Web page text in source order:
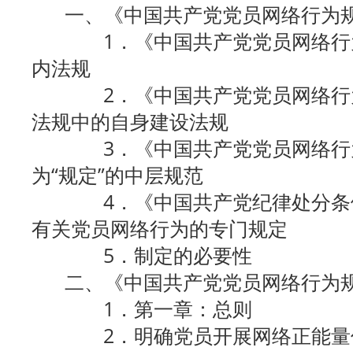
一、《中国共产党党员网络行为
1．《中国共产党党员网络行
内法规
2．《中国共产党党员网络行
法规中的自身建设法规
3．《中国共产党党员网络行
为“规定”的中层规范
4．《中国共产党纪律处分条
有关党员网络行为的专门规定
5．制定的必要性
二、《中国共产党党员网络行为
1．第一章：总则
2．明确党员开展网络正能量